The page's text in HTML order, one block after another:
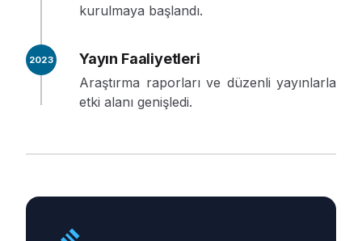
kurulmaya başlandı.
2023 Yayın Faaliyetleri
Araştırma raporları ve düzenli yayınlarla
etki alanı genişledi.